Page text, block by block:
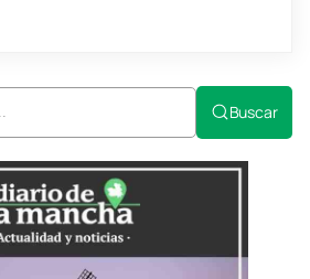
Buscar